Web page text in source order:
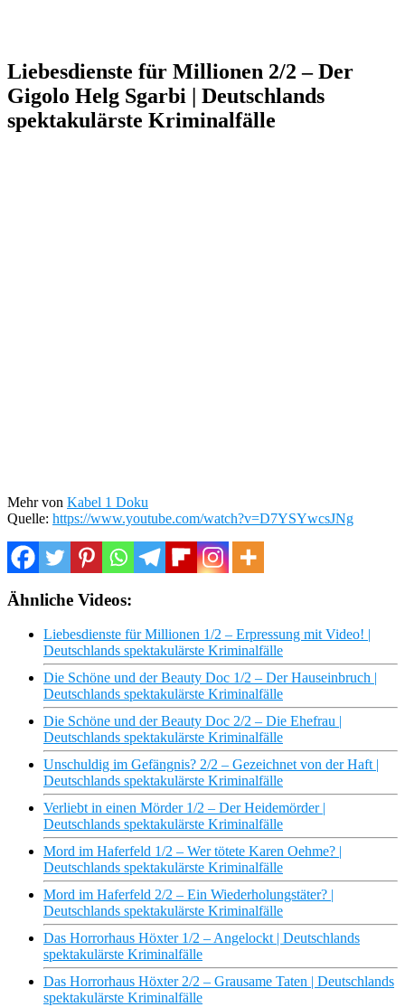
Liebesdienste für Millionen 2/2 – Der
Gigolo Helg Sgarbi | Deutschlands
spektakulärste Kriminalfälle
Mehr von Kabel 1 Doku
Quelle: https://www.youtube.com/watch?v=D7YSYwcsJNg
Ähnliche Videos:
Liebesdienste für Millionen 1/2 – Erpressung mit Video! |
Deutschlands spektakulärste Kriminalfälle
Die Schöne und der Beauty Doc 1/2 – Der Hauseinbruch |
Deutschlands spektakulärste Kriminalfälle
Die Schöne und der Beauty Doc 2/2 – Die Ehefrau |
Deutschlands spektakulärste Kriminalfälle
Unschuldig im Gefängnis? 2/2 – Gezeichnet von der Haft |
Deutschlands spektakulärste Kriminalfälle
Verliebt in einen Mörder 1/2 – Der Heidemörder |
Deutschlands spektakulärste Kriminalfälle
Mord im Haferfeld 1/2 – Wer tötete Karen Oehme? |
Deutschlands spektakulärste Kriminalfälle
Mord im Haferfeld 2/2 – Ein Wiederholungstäter? |
Deutschlands spektakulärste Kriminalfälle
Das Horrorhaus Höxter 1/2 – Angelockt | Deutschlands
spektakulärste Kriminalfälle
Das Horrorhaus Höxter 2/2 – Grausame Taten | Deutschlands
spektakulärste Kriminalfälle